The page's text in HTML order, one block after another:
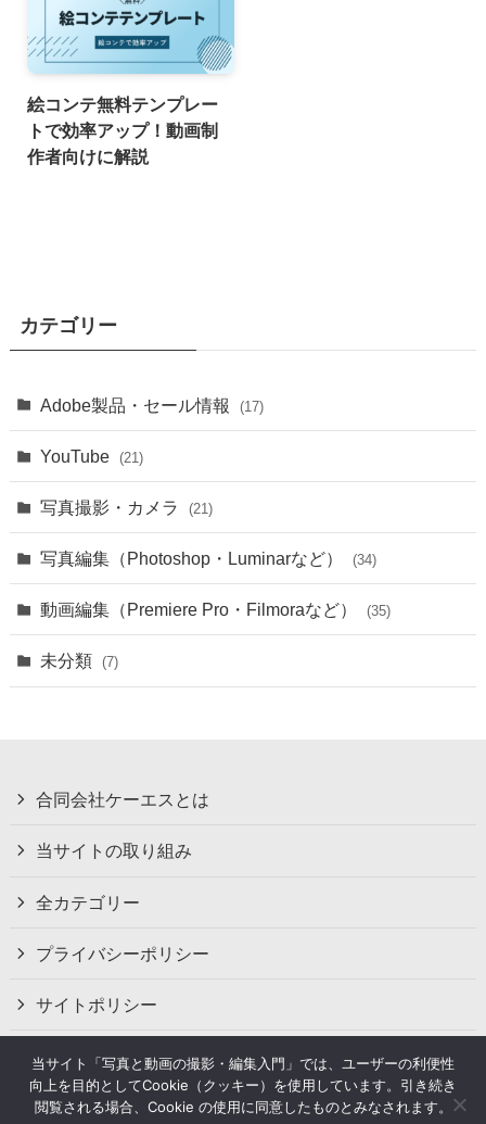
絵コンテ無料テンプレー
トで効率アップ！動画制
作者向けに解説
カテゴリー
Adobe製品・セール情報 (17)
YouTube (21)
写真撮影・カメラ (21)
写真編集（Photoshop・Luminarなど） (34)
動画編集（Premiere Pro・Filmoraなど） (35)
未分類 (7)
合同会社ケーエスとは
当サイトの取り組み
全カテゴリー
プライバシーポリシー
サイトポリシー
お問い合わせ
当サイト「写真と動画の撮影・編集入門」では、ユーザーの利便性
向上を目的としてCookie（クッキー）を使用しています。引き続き
閲覧される場合、Cookie の使用に同意したものとみなされます。